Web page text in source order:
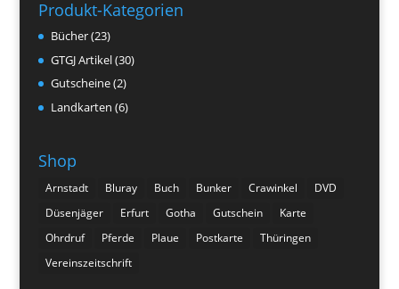
Produkt-Kategorien
Bücher(23)
GTGJ Artikel(30)
Gutscheine(2)
Landkarten (6)
Shop
Arnstadt Bluray Buch Bunker Crawinkel
DVD
Düsenjäger
Erfurt Gotha Gutschein
Karte
Ohrdruf
Pferde Plaue Postkarte
Thüringen
Vereinszeitschrift